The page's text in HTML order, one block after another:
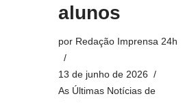
alunos
por Redação Imprensa 24h
13 de junho de 2026
As Últimas Notícias de